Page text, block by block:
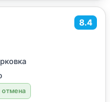
8.4
отмена